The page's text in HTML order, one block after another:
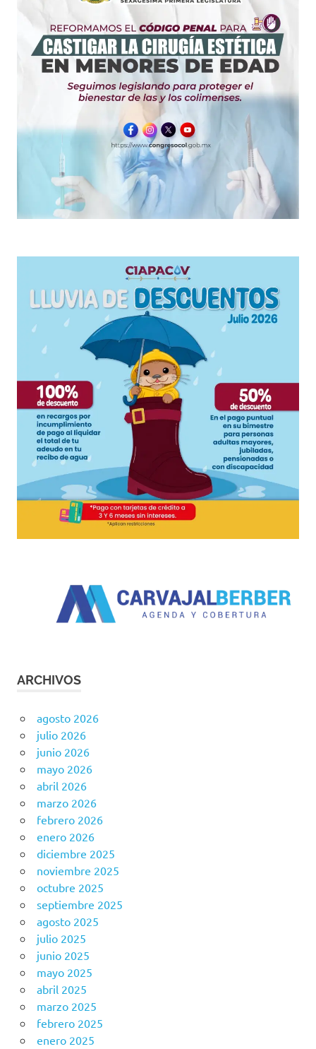
ARCHIVOS
agosto 2026
julio 2026
junio 2026
mayo 2026
abril 2026
marzo 2026
febrero 2026
enero 2026
diciembre 2025
noviembre 2025
octubre 2025
septiembre 2025
agosto 2025
julio 2025
junio 2025
mayo 2025
abril 2025
marzo 2025
febrero 2025
enero 2025